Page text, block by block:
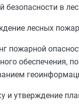
в
лесных
пожарной
обеспечения,
и утверждение